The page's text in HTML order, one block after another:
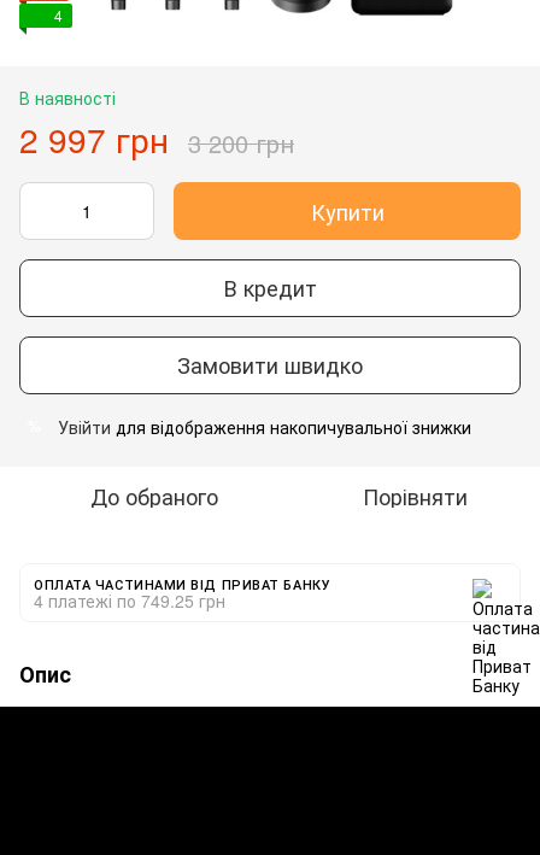
4
В наявності
2 997 грн 3 200 грн
Купити
В кредит
Замовити швидко
Увійти для відображення накопичувальної знижки
До обраного Порівняти
ОПЛАТА ЧАСТИНАМИ ВІД ПРИВАТ БАНКУ
4 платежі по 749.25 грн
Опис